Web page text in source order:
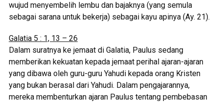
wujud menyembelih lembu dan bajaknya (yang semula
sebagai sarana untuk bekerja) sebagai kayu apinya (Ay. 21).
Galatia 5 : 1, 13 – 26
Dalam suratnya ke jemaat di Galatia, Paulus sedang
memberikan kekuatan kepada jemaat perihal ajaran-ajaran
yang dibawa oleh guru-guru Yahudi kepada orang Kristen
yang bukan berasal dari Yahudi. Dalam pengajarannya,
mereka membenturkan ajaran Paulus tentang pembebasan